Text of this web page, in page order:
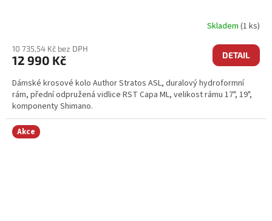
Skladem (1 ks)
10 735,54 Kč bez DPH
12 990 Kč DETAIL
Dámské krosové kolo Author Stratos ASL, duralový hydroformní
rám, přední odpružená vidlice RST Capa ML, velikost rámu 17", 19",
komponenty Shimano.
Akce